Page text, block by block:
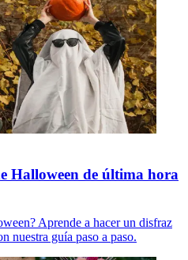
Halloween de última hora
Aprende a hacer un disfraz
nuestra guía paso a paso.